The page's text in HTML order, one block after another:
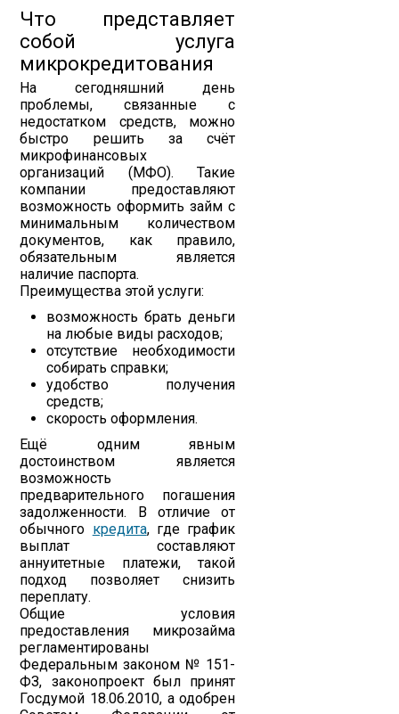
Что представляет
собой услуга
микрокредитования
На сегодняшний день
проблемы, связанные с
недостатком средств, можно
быстро решить за счёт
микрофинансовых
организаций (МФО). Такие
компании предоставляют
возможность оформить займ с
минимальным количеством
документов, как правило,
обязательным является
наличие паспорта.
Преимущества этой услуги:
возможность брать деньги
на любые виды расходов;
отсутствие необходимости
собирать справки;
удобство получения
средств;
скорость оформления.
Ещё одним явным
достоинством является
возможность
предварительного погашения
задолженности. В отличие от
обычного кредита, где график
выплат составляют
аннуитетные платежи, такой
подход позволяет снизить
переплату.
Общие условия
предоставления микрозайма
регламентированы
Федеральным законом № 151-
ФЗ, законопроект был принят
Госдумой 18.06.2010, а одобрен